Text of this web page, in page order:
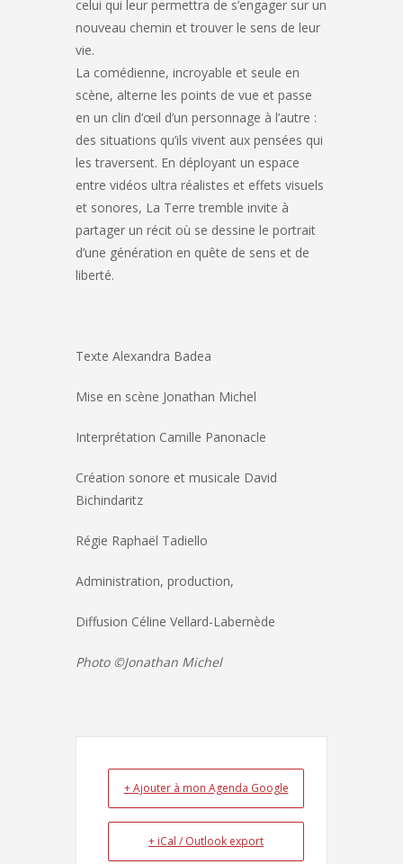
celui qui leur permettra de s’engager sur un
nouveau chemin et trouver le sens de leur
vie.
La comédienne, incroyable et seule en
scène, alterne les points de vue et passe
en un clin d’œil d’un personnage à l’autre :
des situations qu’ils vivent aux pensées qui
les traversent. En déployant un espace
entre vidéos ultra réalistes et effets visuels
et sonores, La Terre tremble invite à
partager un récit où se dessine le portrait
d’une génération en quête de sens et de
liberté.
Texte Alexandra Badea
Mise en scène Jonathan Michel
Interprétation Camille Panonacle
Création sonore et musicale David
Bichindaritz
Régie Raphaël Tadiello
Administration, production,
Diffusion Céline Vellard-Labernède
Photo ©Jonathan Michel
+ Ajouter à mon Agenda Google
+ iCal / Outlook export